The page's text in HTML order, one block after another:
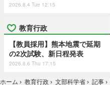
2026.8.4 Tue 12:15
教育行政
【教員採用】熊本地震で延期
の2次試験、新日程発表
2026.8.6 Thu 17:15
ホーム › 教育行政 › 文部科学省 › 記事 ›